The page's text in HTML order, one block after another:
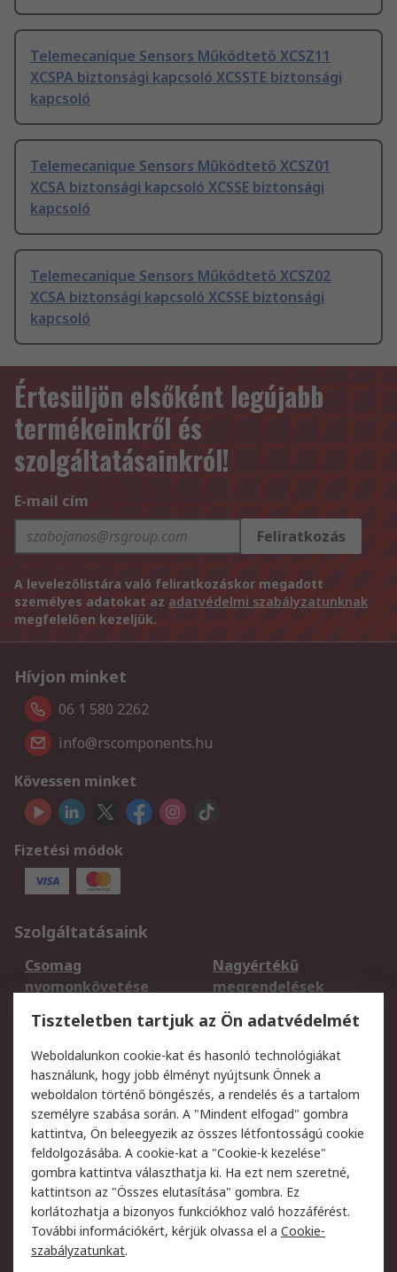
Telemecanique Sensors Működtető XCSZ11
XCSPA biztonsági kapcsoló XCSSTE biztonsági
kapcsoló
Telemecanique Sensors Működtető XCSZ01
XCSA biztonsági kapcsoló XCSSE biztonsági
kapcsoló
Telemecanique Sensors Működtető XCSZ02
XCSA biztonsági kapcsoló XCSSE biztonsági
kapcsoló
Értesüljön elsőként legújabb
termékeinkről és
szolgáltatásainkról!
E-mail cím
Feliratkozás
A levelezőlistára való feliratkozáskor megadott
személyes adatokat az adatvédelmi szabályzatunknak
megfelelően kezeljük.
Hívjon minket
06 1 580 2262
info@rscomponents.hu
Kövessen minket
Fizetési módok
Szolgáltatásaink
Csomag
nyomonkövetése
Nagyértékű
megrendelések
Regisztráció
Szállítás
Termékvisszaküldés
Szolgáltatások
Jogi
Adatvédelmi
szabályzat
Az RS értékesítési
feltételei
Cookie szabályzat
Email biztonság
Webhelyre vonatkozó
feltételek
Weboldal felhasználói
szabályzata
Tiszteletben tartjuk az Ön adatvédelmét
Weboldalunkon cookie-kat és hasonló technológiákat
használunk, hogy jobb élményt nyújtsunk Önnek a
weboldalon történő böngészés, a rendelés és a tartalom
személyre szabása során. A "Mindent elfogad" gombra
kattintva, Ön beleegyezik az összes létfontosságú cookie
feldolgozásába. A cookie-kat a "Cookie-k kezelése"
gombra kattintva választhatja ki. Ha ezt nem szeretné,
kattintson az "Összes elutasítása" gombra. Ez
korlátozhatja a bizonyos funkciókhoz való hozzáférést.
További információkért, kérjük olvassa el a Cookie-
szabályzatunkat.